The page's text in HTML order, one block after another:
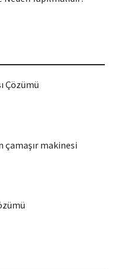
Çözümü
çamaşır makinesi